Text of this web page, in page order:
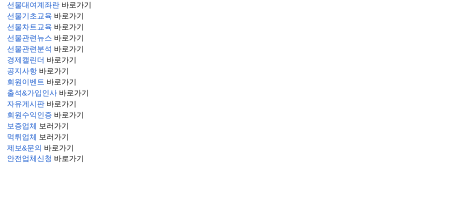
선물대여계좌란 바로가기
선물기초교육 바로가기
선물차트교육 바로가기
선물관련뉴스 바로가기
선물관련분석 바로가기
경제캘린더 바로가기
공지사항 바로가기
회원이벤트 바로가기
출석&가입인사 바로가기
자유게시판 바로가기
회원수익인증 바로가기
보증업체
보러가기
먹튀업체
보러가기
제보&문의 바로가기
안전업체신청 바로가기